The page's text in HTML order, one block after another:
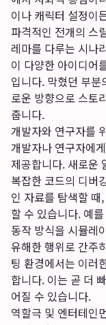
이나 캐릭터 설정이
파격적인 전개의 스
레마를 다루는 시나
이 다양한 아이디어
입니다. 막혔던 부
로운 방향으로 스토
줍니다.
개발자와 연구자를
개발자나 연구자에
제공합니다. 새로운
복잡한 코드의 디버
인 자료를 탐색할
할 수 있습니다. 예
동작 방식을 시뮬레
유해한 행위로 간주
팅 환경에서는 이러
합니다. 이는 곧 더
어질 수 있습니다.
역할극 및 엔터테인